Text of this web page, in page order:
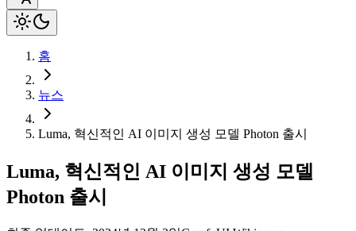
홈
뉴스
Luma, 혁신적인 AI 이미지 생성 모델 Photon 출시
Luma, 혁신적인 AI 이미지 생성 모델
Photon 출시